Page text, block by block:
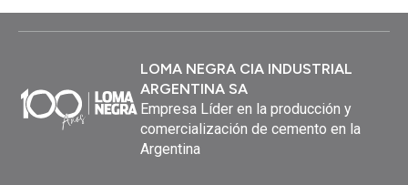
LOMA NEGRA CIA INDUSTRIAL
ARGENTINA SA
Empresa Líder en la producción y
comercialización de cemento en la
Argentina